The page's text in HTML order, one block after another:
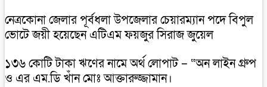
নেত্রকোনা জেলার পূর্বধলা উপজেলার চেয়ারম্যান পদে বিপুল
ভোটে জয়ী হয়েছেন এটিএম ফয়জুর সিরাজ জুয়েল
১৩৬ কোটি টাকা ঋণের নামে অর্থ লোপাট – “অন লাইন গ্রুপ
ও এর এম.ডি খাঁন মোঃ আক্তারুজ্জামান।